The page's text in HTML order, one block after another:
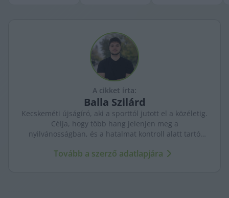
A cikket írta:
Balla Szilárd
Kecskeméti újságíró, aki a sporttól jutott el a közéletig.
Célja, hogy több hang jelenjen meg a
nyilvánosságban, és a hatalmat kontroll alatt tartó
kritikus szemmel követi.
Tovább a szerző adatlapjára